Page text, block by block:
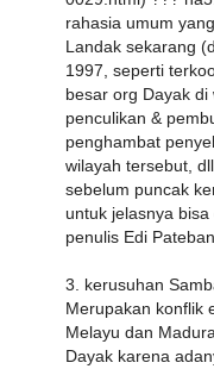
rahasia umum
Landak sekarang
1997, seperti
besar org Dayak
penculikan &
penghambat
wilayah tersebut,
sebelum puncak
untuk jelasnya bisa
penulis Edi
3. kerusuhan
Merupakan konflik
Melayu dan
Dayak karena